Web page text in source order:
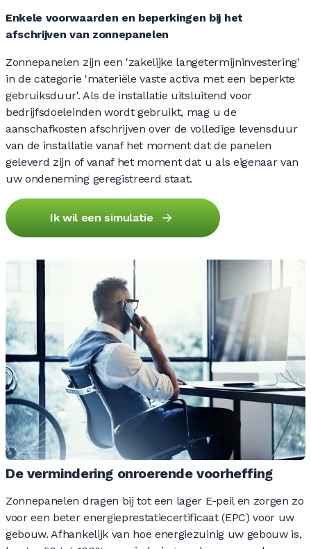
Enkele voorwaarden en beperkingen bij het
afschrijven van zonnepanelen
Zonnepanelen zijn een 'zakelijke langetermijninvestering'
in de categorie 'materiële vaste activa met een beperkte
gebruiksduur'. Als de installatie uitsluitend voor
bedrijfsdoeleinden wordt gebruikt, mag u de
aanschafkosten afschrijven over de volledige levensduur
van de installatie vanaf het moment dat de panelen
geleverd zijn of vanaf het moment dat u als eigenaar van
uw ondeneming geregistreerd staat.
Ik wil een simulatie
De vermindering onroerende voorheffing
Zonnepanelen dragen bij tot een lager E-peil en zorgen zo
voor een beter energieprestatiecertificaat (EPC) voor uw
gebouw. Afhankelijk van hoe energiezuinig uw gebouw is,